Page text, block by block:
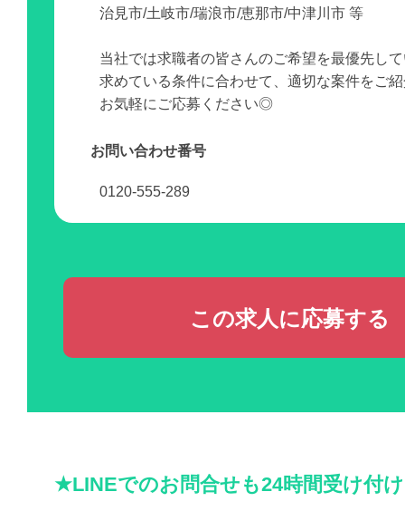
治見市/土岐市/瑞浪市/恵那市/中津川市 等
当社では求職者の皆さんのご希望を最優先し
求めている条件に合わせて、適切な案件をご
お気軽にご応募ください◎
お問い合わせ番号
0120-555-289
この求人に応募する
★LINEでのお問合せも24時間受け付